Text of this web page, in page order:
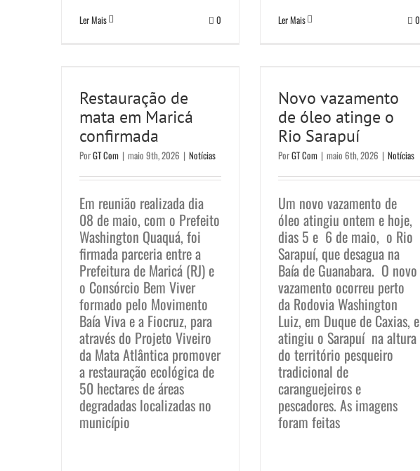
Ler Mais 0 Ler Mais 0
confirmada
Notícias
Restauração de
mata em Maricá
confirmada
PorGT Com | maio 9th, 2026 | Notícias
Em reunião realizada dia
08 de maio, com o Prefeito
Washington Quaquá, foi
firmada parceria entre a
Prefeitura de Maricá (RJ) e
o Consórcio Bem Viver
formado pelo Movimento
Baía Viva e a Fiocruz, para
através do Projeto Viveiro
da Mata Atlântica promover
a restauração ecológica de
50 hectares de áreas
degradadas localizadas no
município
Sarapuí
Notícias
Novo vazamento
de óleo atinge o
Rio Sarapuí
PorGT Com | maio 6th, 2026 | Notícias
Um novo vazamento de
óleo atingiu ontem e hoje,
dias 5 e 6 de maio, o Rio
Sarapuí, que desagua na
Baía de Guanabara. O novo
vazamento ocorreu perto
da Rodovia Washington
Luiz, em Duque de Caxias, e
atingiu o Sarapuí na altura
do território pesqueiro
tradicional de
caranguejeiros e
pescadores. As imagens
foram feitas